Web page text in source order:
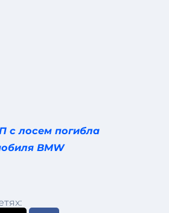
с лосем погибла
BMW